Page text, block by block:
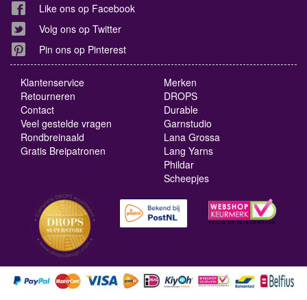
Like ons op Facebook
Volg ons op Twitter
Pin ons op Pinterest
Klantenservice
Retourneren
Contact
Veel gestelde vragen
Rondbreinaald
Gratis Breipatronen
Merken
DROPS
Durable
Garnstudio
Lana Grossa
Lang Yarns
Phildar
Scheepjes